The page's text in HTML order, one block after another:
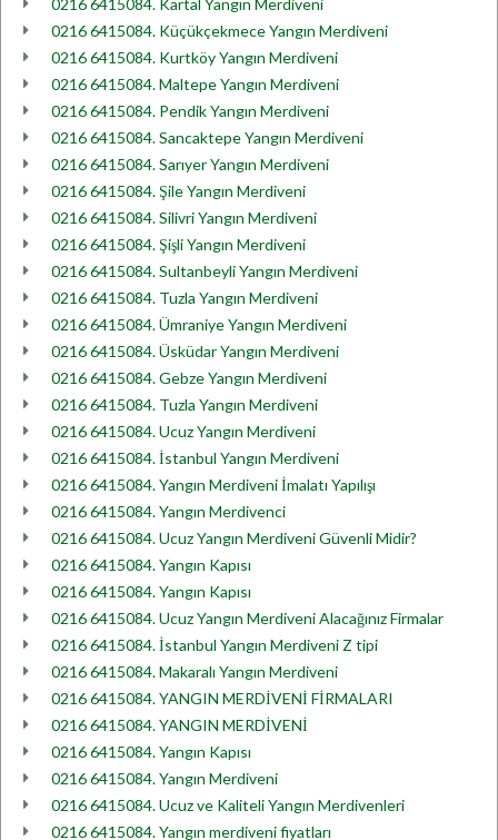
0216 6415084. Küçükçekmece Yangın Merdiveni
0216 6415084. Kurtköy Yangın Merdiveni
0216 6415084. Maltepe Yangın Merdiveni
0216 6415084. Pendik Yangın Merdiveni
0216 6415084. Sancaktepe Yangın Merdiveni
0216 6415084. Sarıyer Yangın Merdiveni
0216 6415084. Şile Yangın Merdiveni
0216 6415084. Silivri Yangın Merdiveni
0216 6415084. Şişli Yangın Merdiveni
0216 6415084. Sultanbeyli Yangın Merdiveni
0216 6415084. Tuzla Yangın Merdiveni
0216 6415084. Ümraniye Yangın Merdiveni
0216 6415084. Üsküdar Yangın Merdiveni
0216 6415084. Gebze Yangın Merdiveni
0216 6415084. Tuzla Yangın Merdiveni
0216 6415084. Ucuz Yangın Merdiveni
0216 6415084. İstanbul Yangın Merdiveni
0216 6415084. Yangın Merdiveni İmalatı Yapılışı
0216 6415084. Yangın Merdivenci
0216 6415084. Ucuz Yangın Merdiveni Güvenli Midir?
0216 6415084. Yangın Kapısı
0216 6415084. Yangın Kapısı
0216 6415084. Ucuz Yangın Merdiveni Alacağınız Firmalar
0216 6415084. İstanbul Yangın Merdiveni Z tipi
0216 6415084. Makaralı Yangın Merdiveni
0216 6415084. YANGIN MERDİVENİ FİRMALARI
0216 6415084. YANGIN MERDİVENİ
0216 6415084. Yangın Kapısı
0216 6415084. Yangın Merdiveni
0216 6415084. Ucuz ve Kaliteli Yangın Merdivenleri
0216 6415084. Yangın merdiveni fiyatları